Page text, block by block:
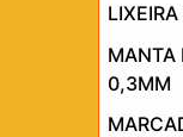
MANTA
0,3MM